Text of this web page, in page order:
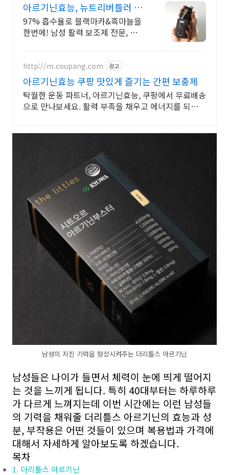
아르기닌효능, 뉴트리버틀러 알
림받기 동의시 천원 쿠폰!
97% 흡수율로 블랙마카&흑마늘을
한번에! 남성 활력 보조제 전문, 비
흡수율 97%
http://m.coupang.com 광고
아르기닌효능 쿠팡 맛있게 즐기는 간편 보충제
탁월한 운동 파트너, 아르기닌효능, 쿠팡에서 무료배송
으로 만나보세요. 활력 부족을 채우고 에너지를 되찾아
남성의 지친 기력을 향상시켜주는 더리틀스 아르기닌
남성들은 나이가 들면서 체력이 눈에 띄게 떨어지
는 것을 느끼게 됩니다. 특히 40대부터는 하루하루
가 다르게 느껴지는데 이번 시간에는 이런 남성들
의 기력을 채워줄 더리틀스 아르기닌의 효능과 성
분, 부작용은 어떤 것들이 있으며 복용법과 가격에
대해서 자세하게 알아보도록 하겠습니다.
목차
1. 더리틀스 아르기닌